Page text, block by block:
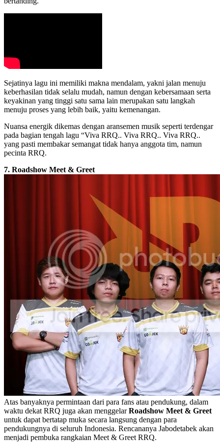
Sejatinya lagu ini memiliki makna mendalam, yakni jalan menuju
keberhasilan tidak selalu mudah, namun dengan kebersamaan serta
keyakinan yang tinggi satu sama lain merupakan satu langkah
menuju proses yang lebih baik, yaitu kemenangan.
Nuansa energik dikemas dengan aransemen musik seperti terdengar
pada bagian tengah lagu “Viva RRQ.. Viva RRQ.. Viva RRQ..
yang pasti membakar semangat tidak hanya anggota tim, namun
pecinta RRQ.
7. Roadshow Meet & Greet
Atas banyaknya permintaan dari para fans atau pendukung, dalam
waktu dekat RRQ juga akan menggelarRoadshow Meet & Greet
untuk dapat bertatap muka secara langsung dengan para
pendukungnya di seluruh Indonesia. Rencananya Jabodetabek akan
menjadi pembuka rangkaian Meet & Greet RRQ.